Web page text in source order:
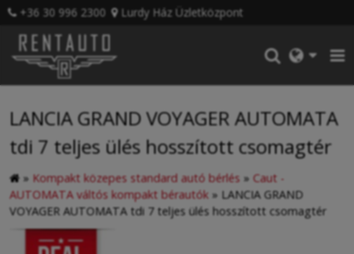
+36 30 996 2300 Lurdy Ház Üzletközpont
LANCIA GRAND VOYAGER AUTOMATA
tdi 7 teljes ülés hosszított csomagtér
» Kompakt közepes standard autó bérlés » Caut -
AUTOMATA váltós kompakt bérautók » LANCIA GRAND
VOYAGER AUTOMATA tdi 7 teljes ülés hosszított csomagtér